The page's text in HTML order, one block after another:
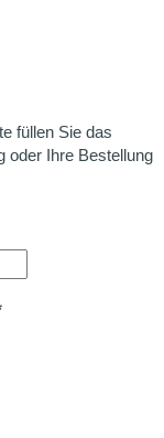
füllen Sie das
oder Ihre Bestellung